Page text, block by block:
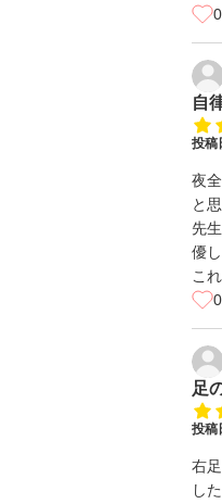
0
自
投稿
夜
と
先
優
こ
0
足
投稿
右
した